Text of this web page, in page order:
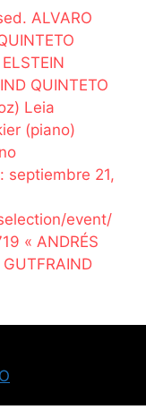
ALVARO
QUINTETO
Leia
(piano)
septiembre 21,
event/
« ANDRÉS